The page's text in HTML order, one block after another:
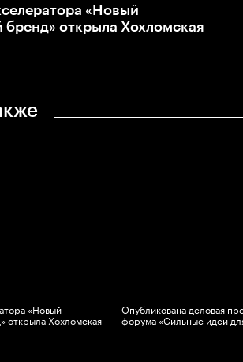
«Новый
открыла Хохломская
Опубликована деловая
форума «Сильные идеи
«Новый
бренд» открыла Хохломская